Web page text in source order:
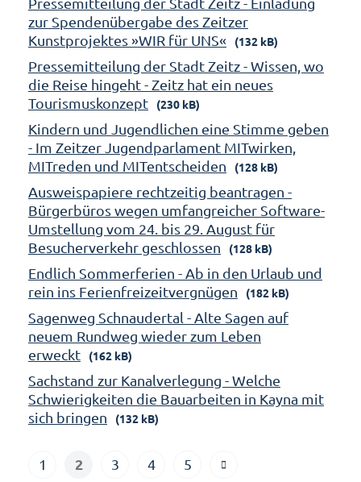
zur Spendenübergabe des Zeitzer
Kunstprojektes »WIR für UNS«
(132 kB)
Pressemitteilung der Stadt Zeitz - Wissen, wo
die Reise hingeht - Zeitz hat ein neues
Tourismuskonzept
(230 kB)
Kindern und Jugendlichen eine Stimme geben
- Im Zeitzer Jugendparlament MITwirken,
MITreden und MITentscheiden
(128 kB)
Ausweispapiere rechtzeitig beantragen -
Bürgerbüros wegen umfangreicher Software-
Umstellung vom 24. bis 29. August für
Besucherverkehr geschlossen
(128 kB)
Endlich Sommerferien - Ab in den Urlaub und
rein ins Ferienfreizeitvergnügen
(182 kB)
Sagenweg Schnaudertal - Alte Sagen auf
neuem Rundweg wieder zum Leben
erweckt
(162 kB)
Sachstand zur Kanalverlegung - Welche
Schwierigkeiten die Bauarbeiten in Kayna mit
sich bringen
(132 kB)
1 2 3 4 5